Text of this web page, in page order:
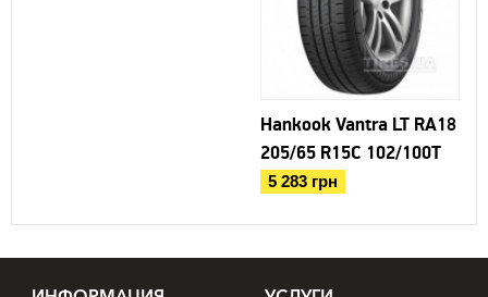
Hankook Vantra LT RA18
205/65 R15C 102/100T
5 283 грн